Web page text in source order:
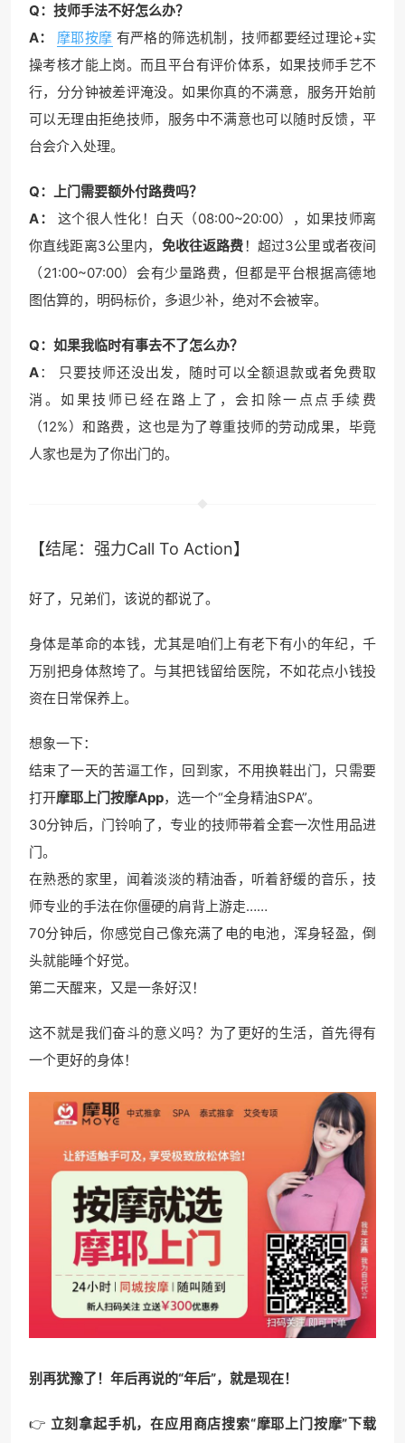
Q：技师手法不好怎么办？
A：
摩耶按摩 有严格的筛选机制，技师都要经过理论+实
操考核才能上岗。而且平台有评价体系，如果技师手艺不
行，分分钟被差评淹没。如果你真的不满意，服务开始前
可以无理由拒绝技师，服务中不满意也可以随时反馈，平
台会介入处理。
Q：上门需要额外付路费吗？
A：
这个很人性化！白天（08:00~20:00），如果技师离
你直线距离3公里内， 免收往返路费 ！超过3公里或者夜间
（21:00~07:00）会有少量路费，但都是平台根据高德地
图估算的，明码标价，多退少补，绝对不会被宰。
Q：如果我临时有事去不了怎么办？
A： 只要技师还没出发，随时可以全额退款或者免费取
消。如果技师已经在路上了，会扣除一点点手续费
（12%）和路费，这也是为了尊重技师的劳动成果，毕竟
人家也是为了你出门的。
【结尾：强力Call To Action】
好了，兄弟们，该说的都说了。
身体是革命的本钱，尤其是咱们上有老下有小的年纪，千
万别把身体熬垮了。与其把钱留给医院，不如花点小钱投
资在日常保养上。
想象一下：
结束了一天的苦逼工作，回到家，不用换鞋出门，只需要
打开摩耶上门按摩App，选一个“全身精油SPA”。
30分钟后，门铃响了，专业的技师带着全套一次性用品进
门。
在熟悉的家里，闻着淡淡的精油香，听着舒缓的音乐，技
师专业的手法在你僵硬的肩背上游走……
70分钟后，你感觉自己像充满了电的电池，浑身轻盈，倒
头就能睡个好觉。
第二天醒来，又是一条好汉！
这不就是我们奋斗的意义吗？为了更好的生活，首先得有
一个更好的身体！
别再犹豫了！年后再说的“年后”，就是现在！
👉 立刻拿起手机，在应用商店搜索“摩耶上门按摩”下载